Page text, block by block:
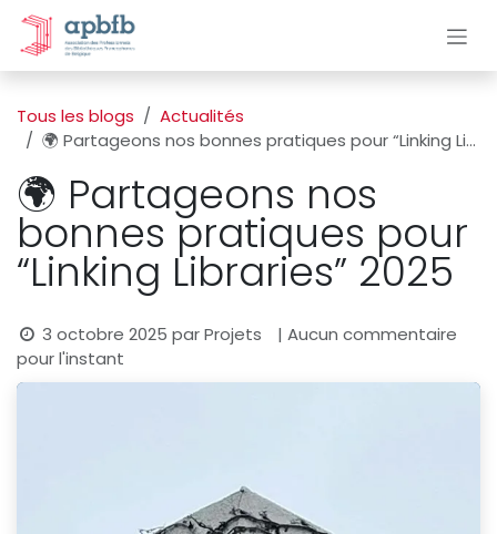
Se rendre au contenu
Tous les blogs
Actualités
🌍 Partageons nos bonnes pratiques pour “Linking Libraries” 2025
🌍 Partageons nos
bonnes pratiques pour
“Linking Libraries” 2025
3 octobre 2025 parProjets
| Aucun commentaire
pour l'instant